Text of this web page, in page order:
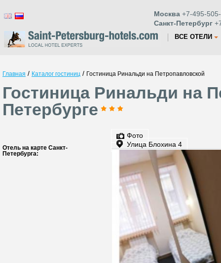
Москва +7-495-
Санкт-Петербург
ВСЕ ОТЕЛИ
Главная / Каталог гостиниц / Гостиница Ринальди на Петропавловской
Гостиница Ринальди на
Петербурге
Отель на карте Санкт-
Петербурга:
Фото
Улица Блохина 4